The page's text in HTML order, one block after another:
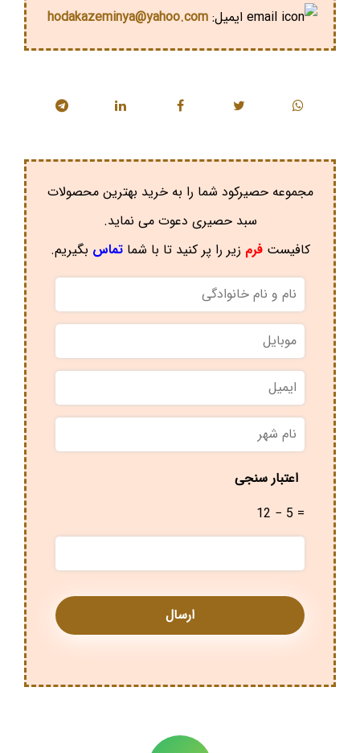
ایمیل: hodakazeminya@yahoo.com
مجموعه حصیرکود شما را به خرید بهترین محصولات
سبد حصیری دعوت می نماید.
کافیستفرم زیر را پر کنید تا با شماتماس بگیریم.
نام
و
نام
خانوادگی
موبایل
ایمیل
نام
شهر *
اعتبار سنجی
12 − 5 =